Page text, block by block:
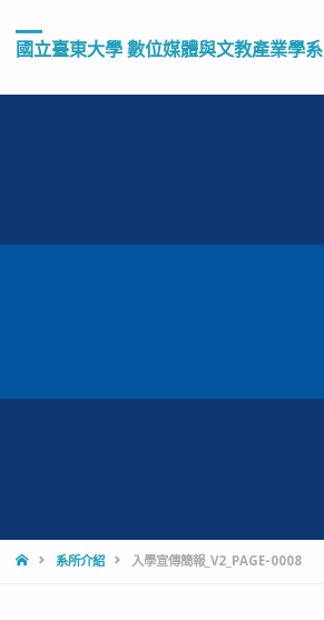
國立臺東大學 數位媒體與文教產業學系
HOME系所介紹 入學宣傳簡報_V2_PAGE-0008